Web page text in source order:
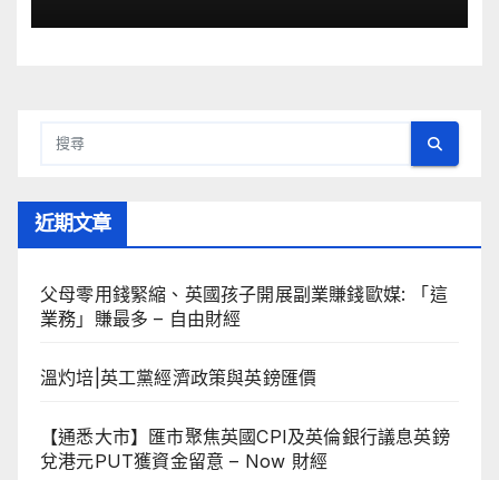
近期文章
父母零用錢緊縮、英國孩子開展副業賺錢歐媒: 「這
業務」賺最多 – 自由財經
溫灼培|英工黨經濟政策與英鎊匯價
【通悉大市】匯市聚焦英國CPI及英倫銀行議息英鎊
兌港元PUT獲資金留意 – Now 財經